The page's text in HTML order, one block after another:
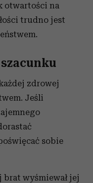
otwartości na
trudno jest
zdrowej
Jeśli
sobie
brat wyśmiewał jej